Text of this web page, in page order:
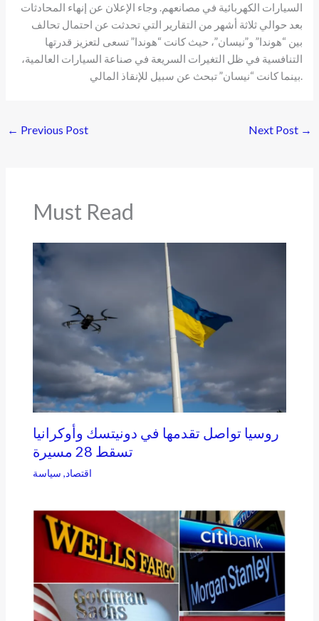
السيارات الكهربائية في مصانعهم. وجاء الإعلان عن إنهاء المحادثات
بعد حوالي ثلاثة أشهر من التقارير التي تحدثت عن احتمال تحالف
بين “هوندا” و”نيسان”، حيث كانت “هوندا” تسعى لتعزيز قدرتها
التنافسية في ظل التغيرات السريعة في صناعة السيارات العالمية،
بينما كانت “نيسان” تبحث عن سبيل للإنقاذ المالي.
← Previous Post Next Post →
Must Read
روسيا تواصل تقدمها في دونيتسك وأوكرانيا
تسقط 28 مسيرة
اقتصاد, سياسة